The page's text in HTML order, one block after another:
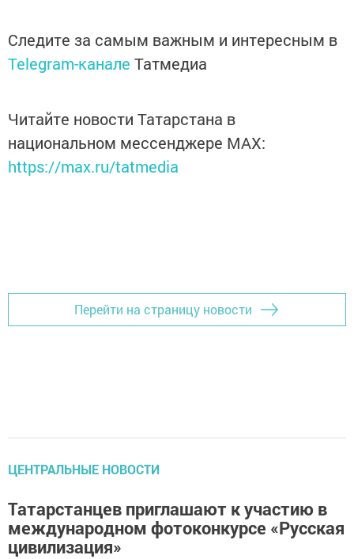
Следите за самым важным и интересным в
Telegram-канале Татмедиа
Читайте новости Татарстана в
национальном мессенджере MАХ:
https://max.ru/tatmedia
Перейти на страницу новости
ЦЕНТРАЛЬНЫЕ НОВОСТИ
Татарстанцев приглашают к участию в
международном фотоконкурсе «Русская
цивилизация»